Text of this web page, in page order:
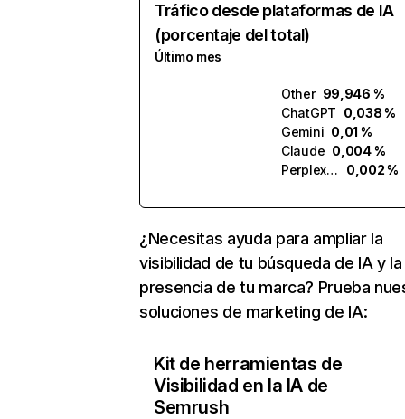
Tráfico desde plataformas de IA
(porcentaje del total)
Último mes
Other 99,946 %
ChatGPT 0,038 %
Gemini 0,01 %
Claude 0,004 %
Perplexity
0,002 %
¿Necesitas ayuda para ampliar la
visibilidad de tu búsqueda de IA y la
presencia de tu marca? Prueba
soluciones de marketing de IA:
Kit de herramientas de
Visibilidad en la IA de
Semrush